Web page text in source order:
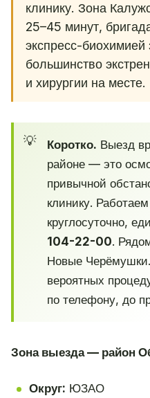
клинику. Зона
25–45 минут,
экспресс-биохимией
большинство
и хирургии на месте.
Коротко. Выезд
районе — это
привычной
клинику.
круглосуточно,
104-22-00.
Новые
вероятных
по телефону, до
Зона выезда — район
Округ: ЮЗАО